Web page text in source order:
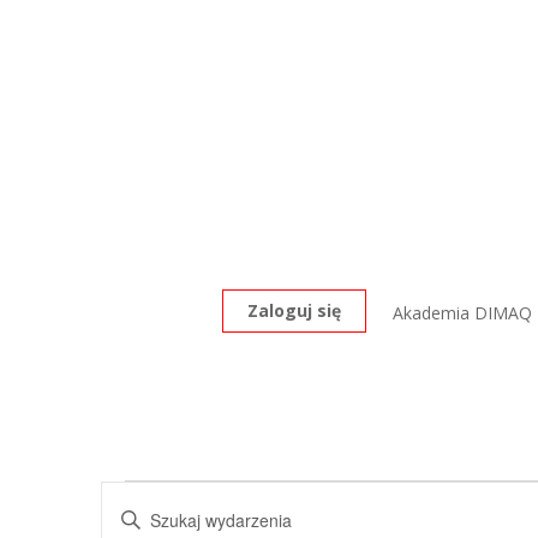
Zaloguj się Akademia DIMAQ
Wydarzenia
Wydarzenia
Nawigacja
Wpisz